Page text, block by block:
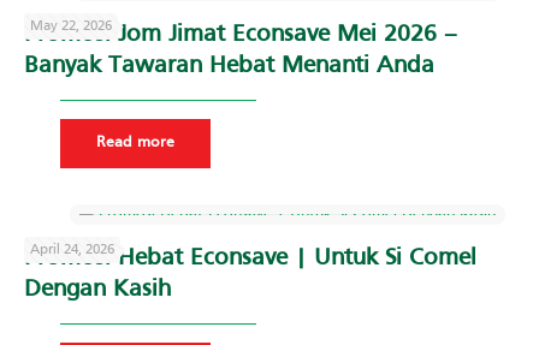
May 22, 2026
Promosi Jom Jimat Econsave Mei 2026 –
Banyak Tawaran Hebat Menanti Anda
Read more
April 24, 2026
Promosi Hebat Econsave | Untuk Si Comel
Dengan Kasih